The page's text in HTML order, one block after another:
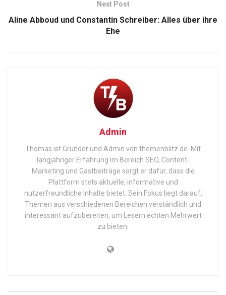
Next Post
Aline Abboud und Constantin Schreiber: Alles über ihre
Ehe
Admin
Thomas ist Gründer und Admin von themenblitz.de. Mit
langjähriger Erfahrung im Bereich SEO, Content-
Marketing und Gastbeiträge sorgt er dafür, dass die
Plattform stets aktuelle, informative und
nutzerfreundliche Inhalte bietet. Sein Fokus liegt darauf,
Themen aus verschiedenen Bereichen verständlich und
interessant aufzubereiten, um Lesern echten Mehrwert
zu bieten.